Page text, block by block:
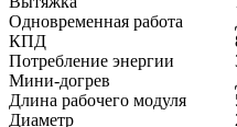
Одновременная работа
КПД
Потребление энергии
Мини-догрев
Длина рабочего модуля
Диаметр